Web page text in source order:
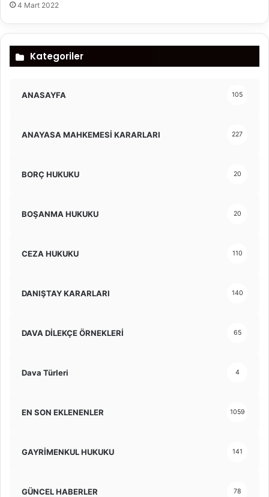
4 Mart 2022
Kategoriler
ANASAYFA 105
ANAYASA MAHKEMESİ KARARLARI 227
BORÇ HUKUKU 20
BOŞANMA HUKUKU 20
CEZA HUKUKU 110
DANIŞTAY KARARLARI 140
DAVA DİLEKÇE ÖRNEKLERİ 65
Dava Türleri 4
EN SON EKLENENLER 1059
GAYRİMENKUL HUKUKU 141
GÜNCEL HABERLER 78